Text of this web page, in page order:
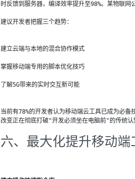
时反馈到服务器，编译效率提升至98%。某物联网
建议开发者把握三个趋势：
建立云端与本地的混合协作模式
掌握移动端专用的脚本优化技巧
了解5G带来的实时交互新可能
当前有78%的开发者认为移动端云工具已成为必
改变正在彻底打破"开发必须坐在电脑前"的传统认
六、最大化提升移动端